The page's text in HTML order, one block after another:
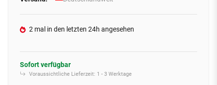
2 mal in den letzten 24h angesehen
Sofort verfügbar
Voraussichtliche Lieferzeit: 1 - 3 Werktage